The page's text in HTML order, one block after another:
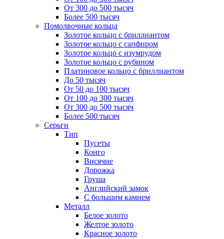
От 300 до 500 тысяч
Более 500 тысяч
Помолвочные кольца
Золотое кольцо с бриллиантом
Золотое кольцо с сапфиром
Золотое кольцо с изумрудом
Золотое кольцо с рубином
Платиновое кольцо с бриллиантом
До 50 тысяч
От 50 до 100 тысяч
От 100 до 300 тысяч
От 300 до 500 тысяч
Более 500 тысяч
Серьги
Тип
Пусеты
Конго
Висячие
Дорожка
Груша
Английский замок
С большим камнем
Металл
Белое золото
Желтое золото
Красное золото